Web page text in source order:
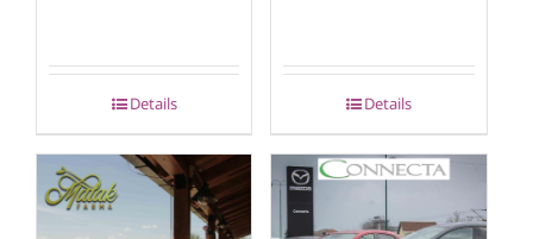
Details Details